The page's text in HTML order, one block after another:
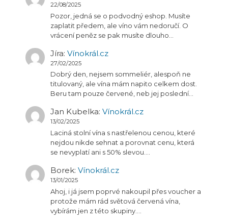
22/08/2025
Pozor, jedná se o podvodný eshop. Musíte
zaplatit předem, ale víno vám nedoručí. O
vrácení peněz se pak musíte dlouho…
Jíra: Vínokrál.cz
27/02/2025
Dobrý den, nejsem sommeliér, alespoň ne
titulovaný, ale vína mám napito celkem dost.
Beru tam pouze červené, neb jej poslední…
Jan Kubelka: Vínokrál.cz
13/02/2025
Laciná stolní vína s nastřelenou cenou, které
nejdou nikde sehnat a porovnat cenu, která
se nevyplatí ani s 50% slevou.…
Borek: Vínokrál.cz
13/01/2025
Ahoj, i já jsem poprvé nakoupil přes voucher a
protože mám rád světová červená vína,
vybírám jen z této skupiny.…